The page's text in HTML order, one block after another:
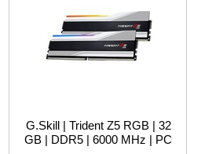
G.Skill | Trident Z5 RGB | 32
GB | DDR5 | 6000 MHz | PC